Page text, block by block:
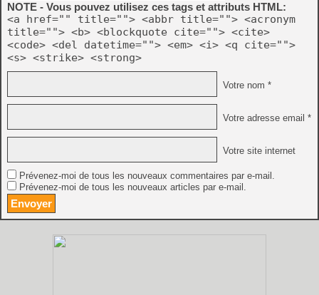
NOTE - Vous pouvez utilisez ces tags et attributs HTML:
<a href="" title=""> <abbr title=""> <acronym
title=""> <b> <blockquote cite=""> <cite>
<code> <del datetime=""> <em> <i> <q cite="">
<s> <strike> <strong>
Votre nom *
Votre adresse email *
Votre site internet
Prévenez-moi de tous les nouveaux commentaires par e-mail.
Prévenez-moi de tous les nouveaux articles par e-mail.